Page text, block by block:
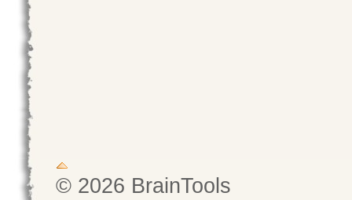
© 2026 BrainTools